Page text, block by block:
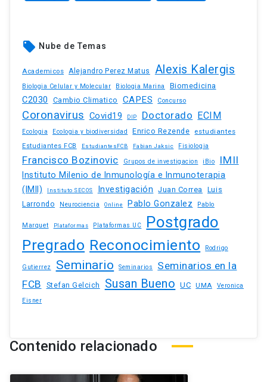
local_offer Nube de Temas
Academicos Alejandro Perez Matus Alexis Kalergis
Biologia Celular y Molecular Biologia Marina Biomedicina
C2030 Cambio Climatico CAPES Concurso
Coronavirus Covid19 DIP Doctorado ECIM
Ecologia Ecologia y biodiversidad Enrico Rezende estudiantes
Estudiantes FCB EstudiantesFCB Fabian Jaksic Fisiologia
Francisco Bozinovic Grupos de investigacion iBio IMII
Instituto Milenio de Inmunología e Inmunoterapia
(IMII)
Instituto SECOS Investigación Juan Correa
Luis
Larrondo
Neurociencia Online Pablo Gonzalez Pablo
Marquet Plataformas Plataformas UC Postgrado
Pregrado Reconocimiento Rodrigo
Gutierrez Seminario Seminarios
Seminarios en la
FCB
Stefan Gelcich Susan Bueno UC UMA
Veronica
Eisner
Contenido relacionado